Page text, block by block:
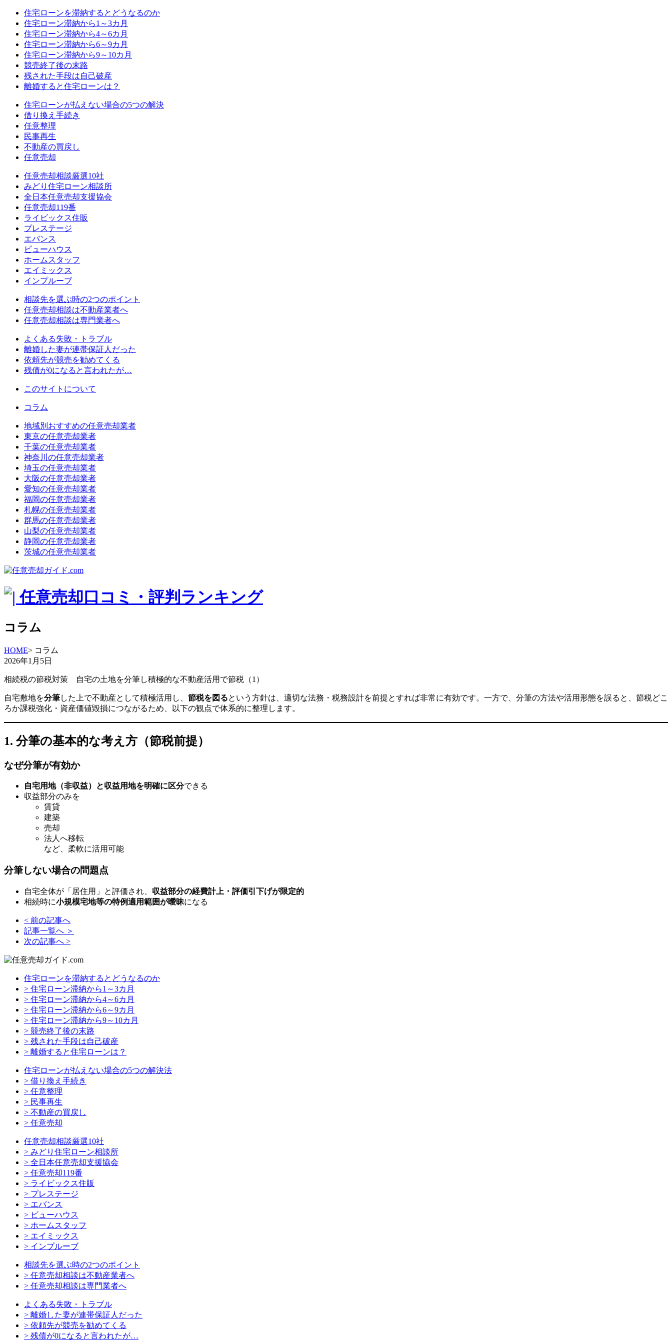
住宅ローンを滞納するとどうなるのか
住宅ローン滞納から1～3カ月
住宅ローン滞納から4～6カ月
住宅ローン滞納から6～9カ月
住宅ローン滞納から9～10カ月
競売終了後の末路
残された手段は自己破産
離婚すると住宅ローンは？
住宅ローンが払えない場合の5つの解決
借り換え手続き
任意整理
民事再生
不動産の買戻し
任意売却
任意売却相談厳選10社
みどり住宅ローン相談所
全日本任意売却支援協会
任意売却119番
ライビックス住販
プレステージ
エバンス
ビューハウス
ホームスタッフ
エイミックス
インプルーブ
相談先を選ぶ時の2つのポイント
任意売却相談は不動産業者へ
任意売却相談は専門業者へ
よくある失敗・トラブル
離婚した妻が連帯保証人だった
依頼先が競売を勧めてくる
残債が0になると言われたが…
このサイトについて
コラム
地域別おすすめの任意売却業者
東京の任意売却業者
千葉の任意売却業者
神奈川の任意売却業者
埼玉の任意売却業者
大阪の任意売却業者
愛知の任意売却業者
福岡の任意売却業者
札幌の任意売却業者
群馬の任意売却業者
山梨の任意売却業者
静岡の任意売却業者
茨城の任意売却業者
コラム
HOME> コラム
2026年1月5日
相続税の節税対策 自宅の土地を分筆し積極的な不動産活用で節税（1）
自宅敷地を分筆した上で不動産として積極活用し、 節税を図るという方針は、適切な法務・税務設計を前提とすれば非常に有効です。一方で、分筆の方法や活用形態を誤ると、節税どこ
ろか課税強化・資産価値毀損につながるため、以下の観点で体系的に整理します。
1. 分筆の基本的な考え方（節税前提）
なぜ分筆が有効か
自宅用地（非収益）と収益用地を明確に区分できる
収益部分のみを
賃貸
建築
売却
法人へ移転
など、柔軟に活用可能
分筆しない場合の問題点
自宅全体が「居住用」と評価され、 収益部分の経費計上・評価引下げが限定的
相続時に小規模宅地等の特例適用範囲が曖昧になる
< 前の記事へ
記事一覧へ ＞
次の記事へ >
住宅ローンを滞納するとどうなるのか
> 住宅ローン滞納から1～3カ月
> 住宅ローン滞納から4～6カ月
> 住宅ローン滞納から6～9カ月
> 住宅ローン滞納から9～10カ月
> 競売終了後の末路
> 残された手段は自己破産
> 離婚すると住宅ローンは？
住宅ローンが払えない場合の5つの解決法
> 借り換え手続き
> 任意整理
> 民事再生
> 不動産の買戻し
> 任意売却
任意売却相談厳選10社
> みどり住宅ローン相談所
> 全日本任意売却支援協会
> 任意売却119番
> ライビックス住販
> プレステージ
> エバンス
> ビューハウス
> ホームスタッフ
> エイミックス
> インプルーブ
相談先を選ぶ時の2つのポイント
> 任意売却相談は不動産業者へ
> 任意売却相談は専門業者へ
よくある失敗・トラブル
> 離婚した妻が連帯保証人だった
> 依頼先が競売を勧めてくる
> 残債が0になると言われたが…